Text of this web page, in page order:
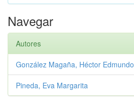
Navegar
Autores
González Magaña, Héctor Edmundo
Pineda, Eva Margarita